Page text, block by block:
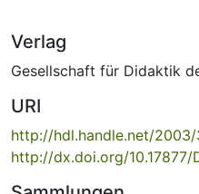
Verlag
Gesellschaft für Didaktik
URI
http://hdl.handle.net/
http://dx.doi.org/10.17877/